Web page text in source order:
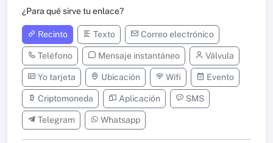
¿Para qué sirve tu enlace?
Recinto Texto Correo electrónico
Teléfono Mensaje instantáneo Válvula
Yo tarjeta Ubicación Wifi Evento
Criptomoneda Aplicación SMS
Telegram Whatsapp